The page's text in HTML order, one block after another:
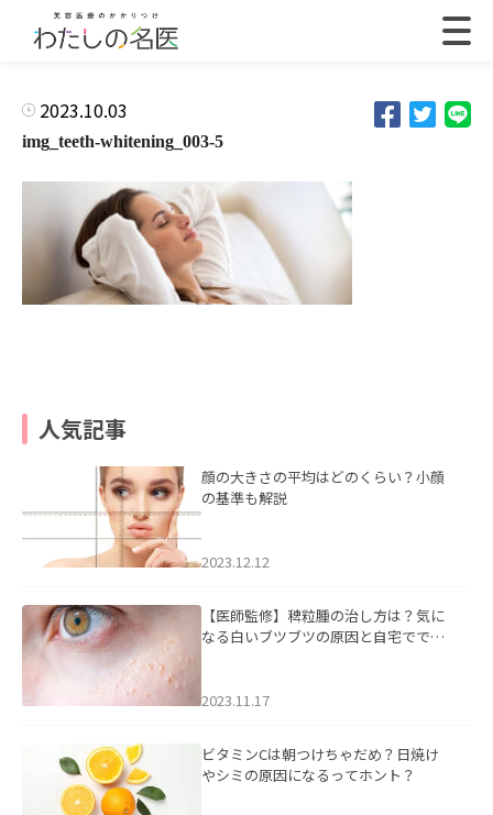
2023.10.03
img_teeth-whitening_003-5
人気記事
顔の大きさの平均はどのくらい？小顔
の基準も解説
2023.12.12
【医師監修】稗粒腫の治し方は？気に
なる白いブツブツの原因と自宅ででき
2023.11.17
ビタミンCは朝つけちゃだめ？日焼け
やシミの原因になるってホント？